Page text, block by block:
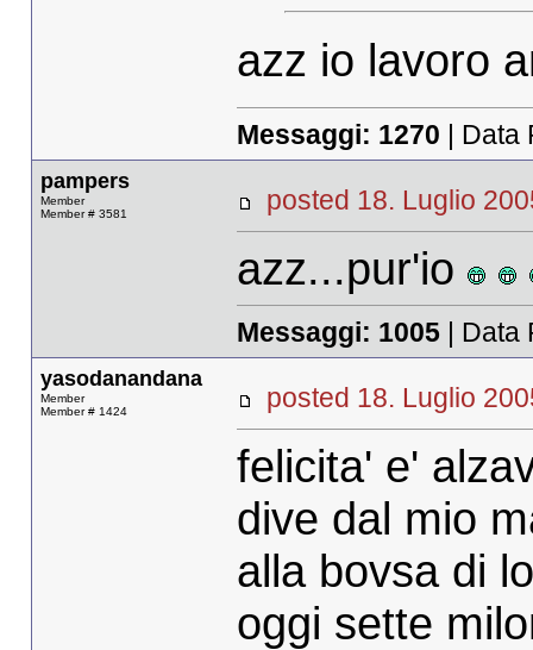
azz io lavoro
Messaggi: 1270 | Data
pampers
Member
Member # 3581
posted 18. Luglio
azz...pur'io
Messaggi: 1005| Data
yasodanandana
Member
Member # 1424
posted 18. Luglio
felicita' e'
dive dal mio
alla bovsa di
oggi sette